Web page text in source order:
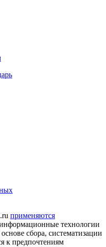
применяются
технологии
сбора, систематизации
к предпочтениям